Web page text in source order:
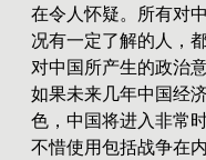
在令人怀疑。所有对
况有一定了解的人，
对中国所产生的政治
如果未来几年中国经
色，中国将进入非常
不惜使用包括战争在